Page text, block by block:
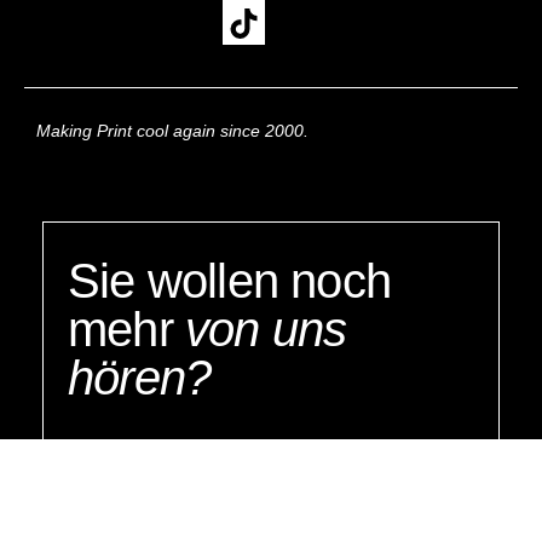
Making Print cool again since 2000.
Sie wollen noch
mehr von uns
hören?